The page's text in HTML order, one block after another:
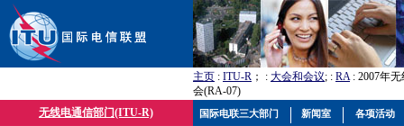
主页 : ITU-R ； : 大会和会议; : RA: 2007年
会(RA-07)
无线电通信部门(ITU-R)
国际电联三大部门 新闻室 各项活动